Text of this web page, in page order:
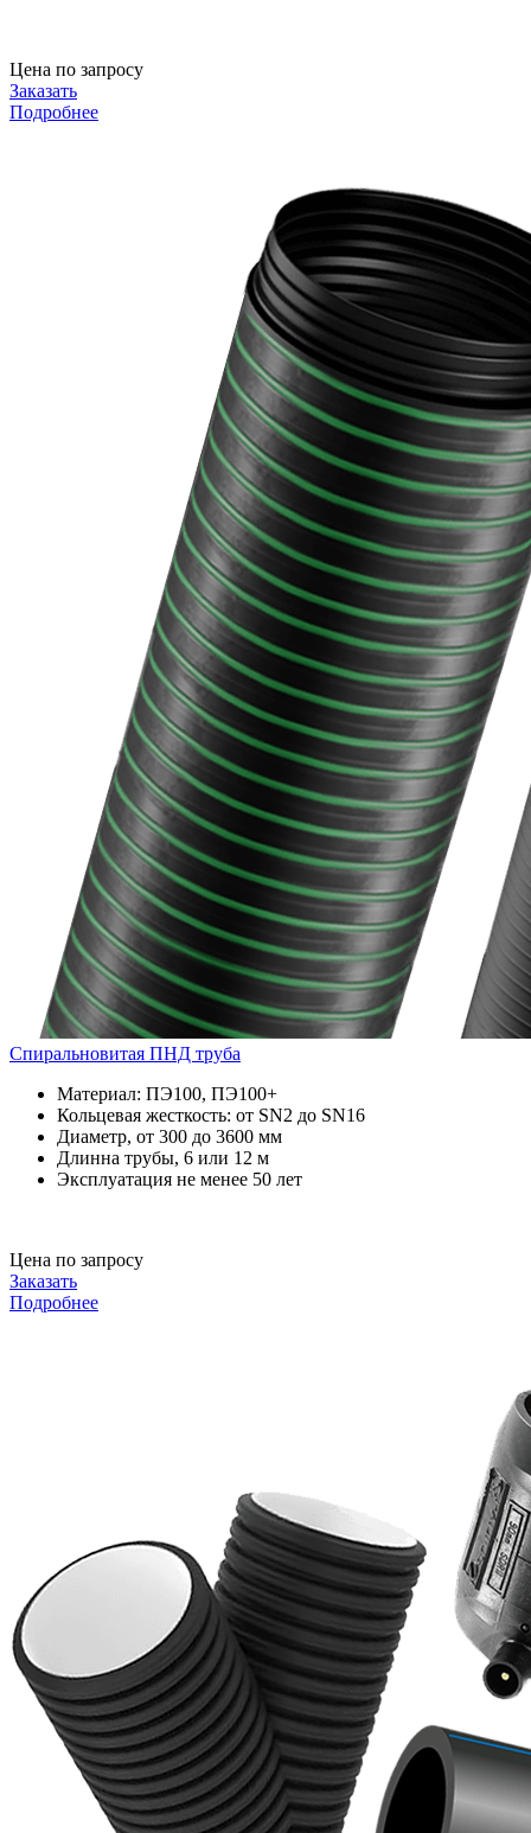
Цена по запросу
Заказать
Подробнее
Спиральновитая ПНД труба
Материал: ПЭ100, ПЭ100+
Кольцевая жесткость: от SN2 до SN16
Диаметр, от 300 до 3600 мм
Длинна трубы, 6 или 12 м
Эксплуатация не менее 50 лет
Цена по запросу
Заказать
Подробнее